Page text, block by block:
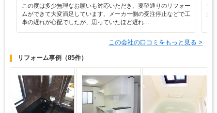
この度は多少無理なお願いも対応いただき、要望通りのリフォー
ムができて大変満足しています。メーカー側の受注停止などで工
事の遅れが心配でしたが、思っていたほど遅れ…
大
か
この会社の口コミをもっと見る >
リフォーム事例 （85件）